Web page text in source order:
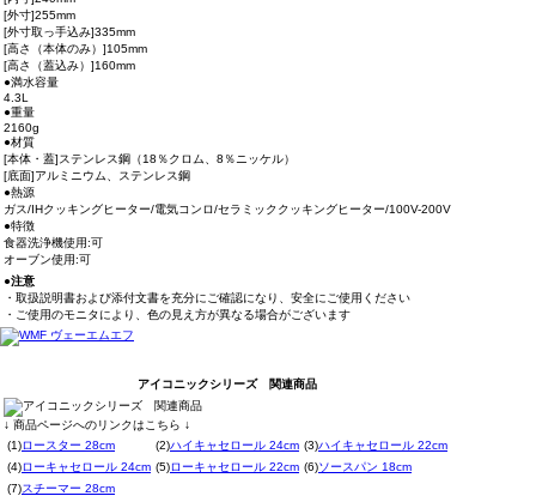
[外寸]255mm
[外寸取っ手込み]335mm
[高さ（本体のみ）]105mm
[高さ（蓋込み）]160mm
●満水容量
4.3L
●重量
2160g
●材質
[本体・蓋]ステンレス鋼（18％クロム、8％ニッケル）
[底面]アルミニウム、ステンレス鋼
●熱源
ガス/IHクッキングヒーター/電気コンロ/セラミッククッキングヒーター/100V-200V
●特徴
食器洗浄機使用:可
オーブン使用:可
●注意
・取扱説明書および添付文書を充分にご確認になり、安全にご使用ください
・ご使用のモニタにより、色の見え方が異なる場合がございます
アイコニックシリーズ 関連商品
↓ 商品ページへのリンクはこちら ↓
(1)ロースター 28cm (2)ハイキャセロール 24cm (3)ハイキャセロール 22cm
(4)ローキャセロール 24cm (5)ローキャセロール 22cm (6)ソースパン 18cm
(7)スチーマー 28cm